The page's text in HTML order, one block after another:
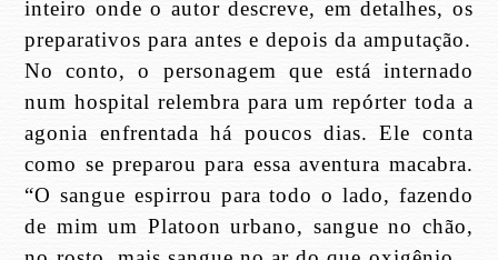
inteiro onde o autor descreve, em detalhes, os
preparativos para antes e depois da amputação.
No conto, o personagem que está internado
num hospital relembra para um repórter toda a
agonia enfrentada há poucos dias. Ele conta
como se preparou para essa aventura macabra.
“O sangue espirrou para todo o lado, fazendo
de mim um Platoon urbano, sangue no chão,